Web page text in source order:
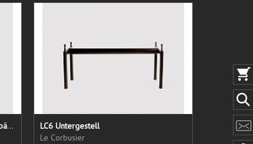
LC1 Ersatzsitz + Rücken + Armlehnenbänder
LC6 Untergestell
Le Corbusier